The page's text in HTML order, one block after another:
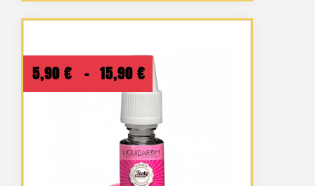
5,90 € – 15,90 € Plage
de
prix :
5,90 €
à